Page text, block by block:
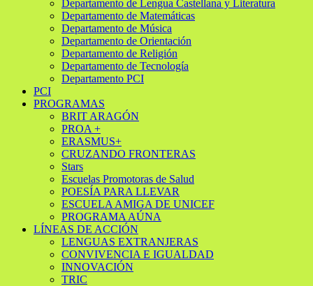
Departamento de Lengua Castellana y Literatura
Departamento de Matemáticas
Departamento de Música
Departamento de Orientación
Departamento de Religión
Departamento de Tecnología
Departamento PCI
PCI
PROGRAMAS
BRIT ARAGÓN
PROA +
ERASMUS+
CRUZANDO FRONTERAS
Stars
Escuelas Promotoras de Salud
POESÍA PARA LLEVAR
ESCUELA AMIGA DE UNICEF
PROGRAMA AÚNA
LÍNEAS DE ACCIÓN
LENGUAS EXTRANJERAS
CONVIVENCIA E IGUALDAD
INNOVACIÓN
TRIC